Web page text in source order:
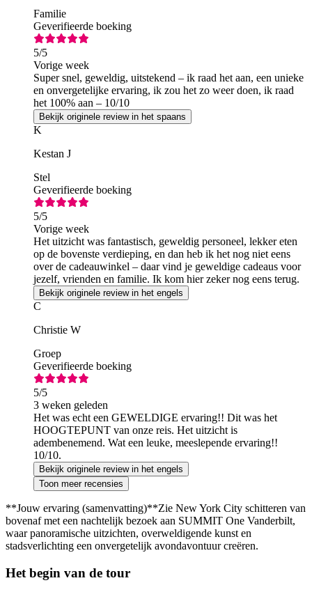
Familie
Geverifieerde boeking
5/5
Vorige week
Super snel, geweldig, uitstekend – ik raad het aan, een unieke
en onvergetelijke ervaring, ik zou het zo weer doen, ik raad
het 100% aan – 10/10
Bekijk originele review in het spaans
K
Kestan J
Stel
Geverifieerde boeking
5/5
Vorige week
Het uitzicht was fantastisch, geweldig personeel, lekker eten
op de bovenste verdieping, en dan heb ik het nog niet eens
over de cadeauwinkel – daar vind je geweldige cadeaus voor
jezelf, vrienden en familie. Ik kom hier zeker nog eens terug.
Bekijk originele review in het engels
C
Christie W
Groep
Geverifieerde boeking
5/5
3 weken geleden
Het was echt een GEWELDIGE ervaring!! Dit was het
HOOGTEPUNT van onze reis. Het uitzicht is
adembenemend. Wat een leuke, meeslepende ervaring!!
10/10.
Bekijk originele review in het engels
Toon meer recensies
**Jouw ervaring (samenvatting)**Zie New York City schitteren van
bovenaf met een nachtelijk bezoek aan SUMMIT One Vanderbilt,
waar panoramische uitzichten, overweldigende kunst en
stadsverlichting een onvergetelijk avondavontuur creëren.
Het begin van de tour